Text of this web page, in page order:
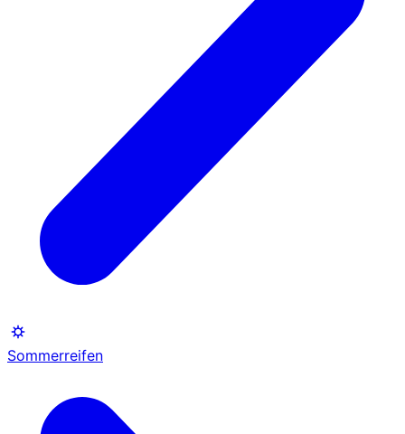
Sommerreifen